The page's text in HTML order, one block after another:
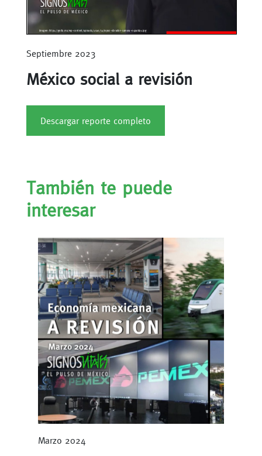
Septiembre 2023
México social a revisión
Descargar reporte completo
También te puede
interesar
Marzo 2024